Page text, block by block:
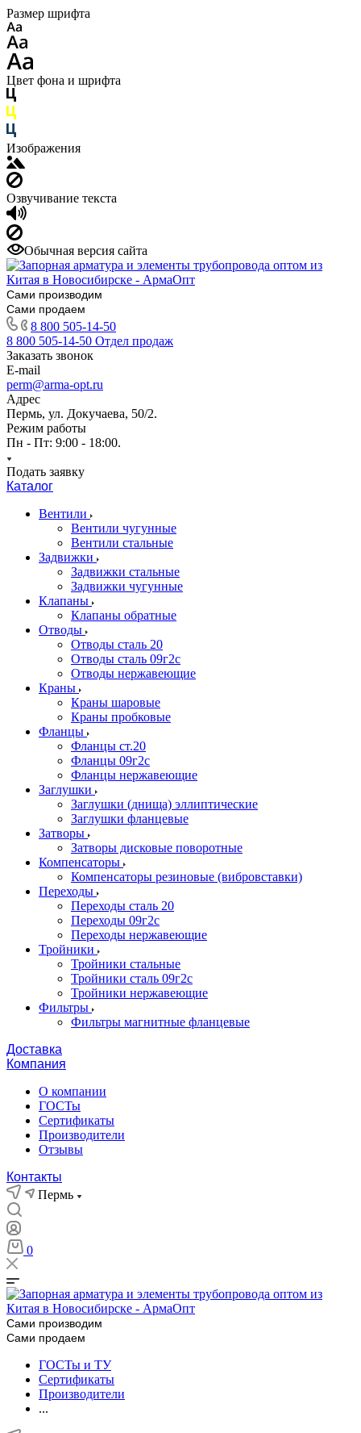
Размер шрифта
Цвет фона и шрифта
Изображения
Озвучивание текста
Обычная версия сайта
Сами производим
Сами продаем
8 800 505-14-50
8 800 505-14-50 Отдел продаж
Заказать звонок
E-mail
perm@arma-opt.ru
Адрес
Пермь, ул. Докучаева, 50/2.
Режим работы
Пн - Пт: 9:00 - 18:00.
Подать заявку
Каталог
Вентили
Вентили чугунные
Вентили стальные
Задвижки
Задвижки стальные
Задвижки чугунные
Клапаны
Клапаны обратные
Отводы
Отводы сталь 20
Отводы сталь 09г2с
Отводы нержавеющие
Краны
Краны шаровые
Краны пробковые
Фланцы
Фланцы ст.20
Фланцы 09г2с
Фланцы нержавеющие
Заглушки
Заглушки (днища) эллиптические
Заглушки фланцевые
Затворы
Затворы дисковые поворотные
Компенсаторы
Компенсаторы резиновые (вибровставки)
Переходы
Переходы сталь 20
Переходы 09г2с
Переходы нержавеющие
Тройники
Тройники стальные
Тройники сталь 09г2с
Тройники нержавеющие
Фильтры
Фильтры магнитные фланцевые
Доставка
Компания
О компании
ГОСТы
Сертификаты
Производители
Отзывы
Контакты
Пермь
0
Сами производим
Сами продаем
ГОСТы и ТУ
Сертификаты
Производители
...